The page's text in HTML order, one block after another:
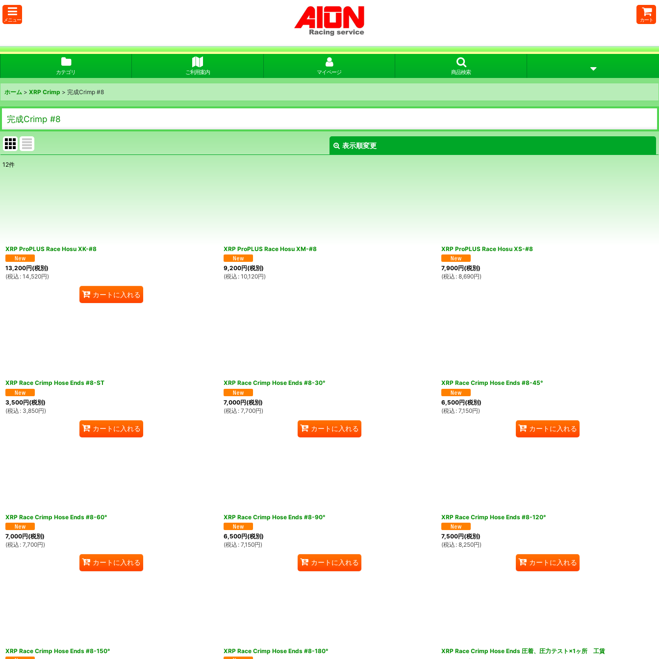
メニュー カート
カテゴリ ご利用案内 マイページ 商品検索
ホーム > XRP Crimp > 完成Crimp #8
完成Crimp #8
表示順変更
12件
XRP ProPLUS Race Hosu XK-#8
13,200円(税別)
(税込 : 14,520円)
カートに入れる
XRP ProPLUS Race Hosu XM-#8
9,200円(税別)
(税込 : 10,120円)
XRP ProPLUS Race Hosu XS-#8
7,900円(税別)
(税込 : 8,690円)
XRP Race Crimp Hose Ends #8-ST
3,500円(税別)
(税込 : 3,850円)
カートに入れる
XRP Race Crimp Hose Ends #8-30°
7,000円(税別)
(税込 : 7,700円)
カートに入れる
XRP Race Crimp Hose Ends #8-45°
6,500円(税別)
(税込 : 7,150円)
カートに入れる
XRP Race Crimp Hose Ends #8-60°
7,000円(税別)
(税込 : 7,700円)
カートに入れる
XRP Race Crimp Hose Ends #8-90°
6,500円(税別)
(税込 : 7,150円)
カートに入れる
XRP Race Crimp Hose Ends #8-120°
7,500円(税別)
(税込 : 8,250円)
カートに入れる
XRP Race Crimp Hose Ends #8-150° XRP Race Crimp Hose Ends #8-180°
XRP Race Crimp Hose Ends 圧着、圧力テスト×1ヶ所 工賃